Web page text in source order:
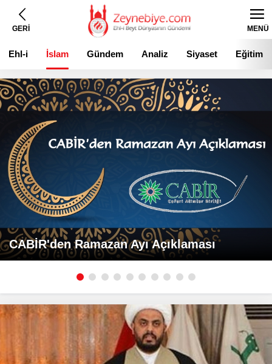
GERİ MENÜ
Ehl-i
Beyt
İslam Gündem Analiz Siyaset Eğitim
CABİR'den Ramazan Ayı Açıklaması